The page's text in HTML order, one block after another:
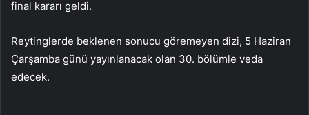
final kararı geldi.
Reytinglerde beklenen sonucu göremeyen dizi, 5 Haziran
Çarşamba günü yayınlanacak olan 30. bölümle veda
edecek.